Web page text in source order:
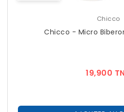
Chicco
Chicco - Micro
19,900